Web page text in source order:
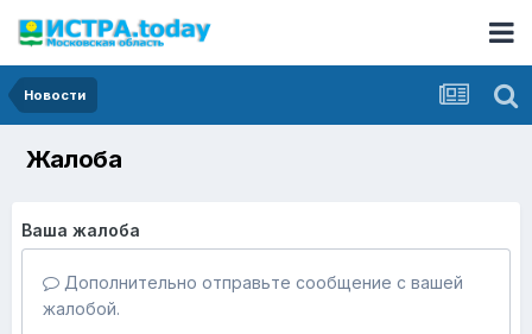
Новости
Жалоба
Ваша жалоба
Дополнительно отправьте сообщение с вашей
жалобой.